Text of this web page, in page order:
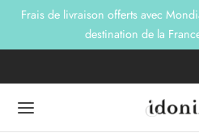
Frais de livraison offerts avec
destination de la